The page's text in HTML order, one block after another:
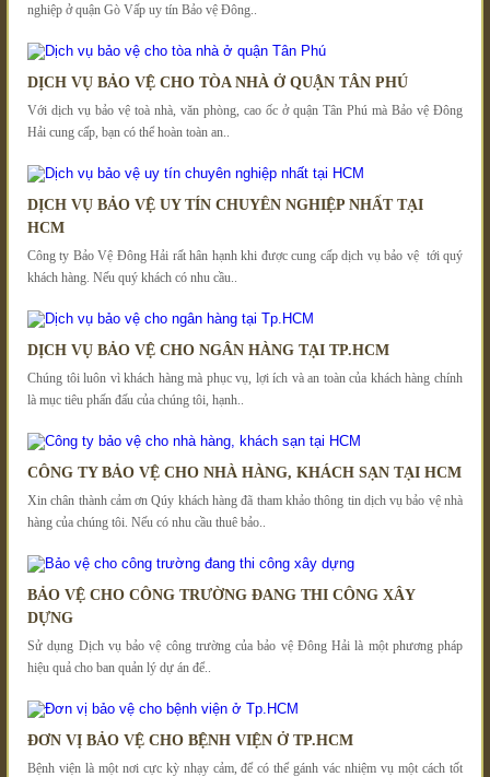
nghiệp ở quận Gò Vấp uy tín Bảo vệ Đông..
DỊCH VỤ BẢO VỆ CHO TÒA NHÀ Ở QUẬN TÂN PHÚ
Với dịch vụ bảo vệ toà nhà, văn phòng, cao ốc ở quận Tân Phú mà Bảo vệ Đông
Hải cung cấp, bạn có thể hoàn toàn an..
DỊCH VỤ BẢO VỆ UY TÍN CHUYÊN NGHIỆP NHẤT TẠI
HCM
Công ty Bảo Vệ Đông Hải rất hân hạnh khi được cung cấp dịch vụ bảo vệ tới quý
khách hàng. Nếu quý khách có nhu cầu..
DỊCH VỤ BẢO VỆ CHO NGÂN HÀNG TẠI TP.HCM
Chúng tôi luôn vì khách hàng mà phục vụ, lợi ích và an toàn của khách hàng chính
là mục tiêu phấn đấu của chúng tôi, hạnh..
CÔNG TY BẢO VỆ CHO NHÀ HÀNG, KHÁCH SẠN TẠI HCM
Xin chân thành cảm ơn Qúy khách hàng đã tham khảo thông tin dịch vụ bảo vệ nhà
hàng của chúng tôi. Nếu có nhu cầu thuê bảo..
BẢO VỆ CHO CÔNG TRƯỜNG ĐANG THI CÔNG XÂY
DỰNG
Sử dụng Dịch vụ bảo vệ công trường của bảo vệ Đông Hải là một phương pháp
hiệu quả cho ban quản lý dự án để..
ĐƠN VỊ BẢO VỆ CHO BỆNH VIỆN Ở TP.HCM
Bệnh viện là một nơi cực kỳ nhạy cảm, để có thể gánh vác nhiệm vụ một cách tốt